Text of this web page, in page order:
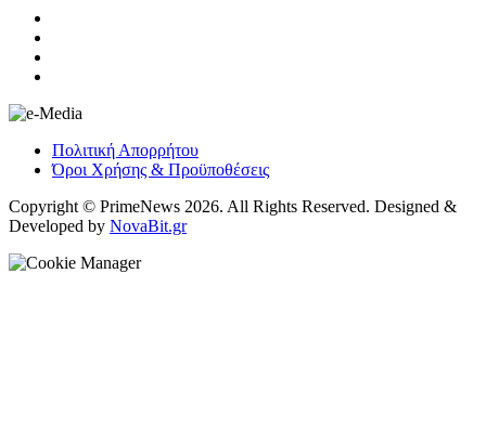
Πολιτική Απορρήτου
Όροι Χρήσης & Προϋποθέσεις
Copyright © PrimeNews 2026. All Rights Reserved. Designed &
Developed by NovaBit.gr